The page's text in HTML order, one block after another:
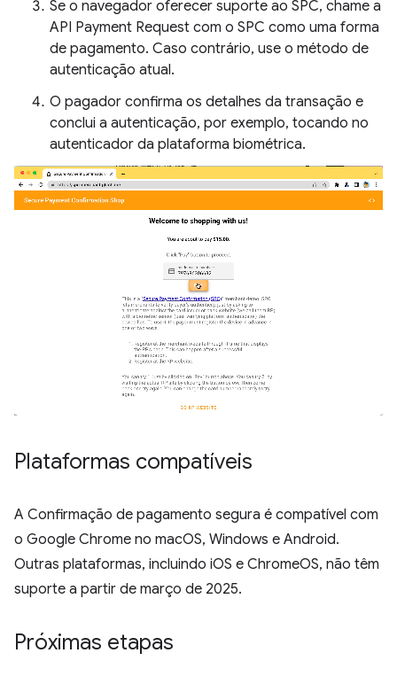
Se o navegador oferecer suporte ao SPC, chame a
API Payment Request com o SPC como uma forma
de pagamento. Caso contrário, use o método de
autenticação atual.
O pagador confirma os detalhes da transação e
conclui a autenticação, por exemplo, tocando no
autenticador da plataforma biométrica.
Plataformas compatíveis
A Confirmação de pagamento segura é compatível com
o Google Chrome no macOS, Windows e Android.
Outras plataformas, incluindo iOS e ChromeOS, não têm
suporte a partir de março de 2025.
Próximas etapas